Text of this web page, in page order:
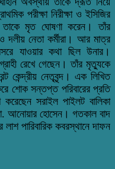
পরীক্ষা নিরীক্ষা ও ইসিজির
তাকে মৃত ঘোষণা করেন। তাঁর
দলীয় নেতা কর্মীরা। আর মাত্র
যাওয়ার কথা ছিল উনার।
রেখে গেছেন। তাঁর মৃত্যুকে
কেন্দ্রীয় নেতৃবৃন্দ। এক লিখিত
শোক সন্তপ্ত পরিবারের প্রতি
সরাইল পাইলট বালিকা
আনোয়ার হোসেন। গতকাল বাদ
লাশ পারিবারিক কবরস্থানে দাফন